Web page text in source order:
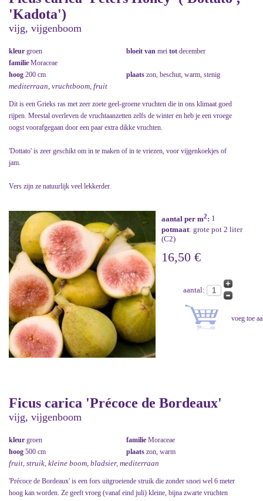
'Kadota')
vijg, vijgenboom
kleur groen bloeit van mei tot december
familie Moraceae
hoog 200 cm plaats zon, beschut, warm, stenig
mediterraan, vruchtboom, fruit
Dit is een Grieks ras met zeer zoete geel-groene vruchten die in ons klimaat goed
rijpen. Meestal overleven de vruchtaanzetten zelfs de winter en heb je een vroege
oogst voorafgegaan door een paar extra dikke vruchten.
'Dottato' is zeer geschikt om in te maken of in te vriezen, voor vijgenkoekjes of
jam.
Vers zijn ze natuurlijk veel lekkerder.
aantal per m2: 1
potmaat: grote pot 2 liter
(C2)
16,50 €
aantal:
Ficus carica 'Précoce de Bordeaux'
vijg, vijgenboom
kleur groen familie Moraceae
hoog 500 cm plaats zon, warm
fruit, struik, kleine boom, bladsier, mediterraan
'Précoce de Bordeaux' is een fors uitgroeiende struik die zonder snoei wel 6 meter
hoog kan worden. Ze geeft vroeg (vanaf eind juli) kleine, bijna zwarte vruchten